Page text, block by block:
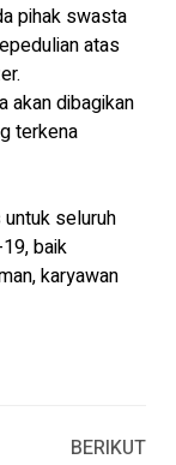
pihak swasta
atas
akan dibagikan
terkena
seluruh
baik
karyawan
BERIKUT